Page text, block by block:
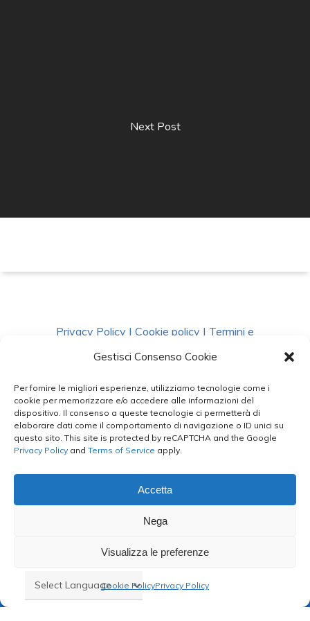
Gestisci Consenso Cookie
Per fornire le migliori esperienze, utilizziamo tecnologie come i
cookie per memorizzare e/o accedere alle informazioni del
dispositivo. Il consenso a queste tecnologie ci permetterà di
elaborare dati come il comportamento di navigazione o ID unici su
questo sito. This site is protected by reCAPTCHA and the Google
Privacy Policy and Terms of Service apply.
Accetta
Nega
Visualizza le preferenze
Cookie PolicyPrivacy Policy
Next Post
Privacy Policy | Cookie policy | Termini e
Condizioni|Richiedi Dati
facebook instagram whatsappphone
email
Le Bontà del Capo ©